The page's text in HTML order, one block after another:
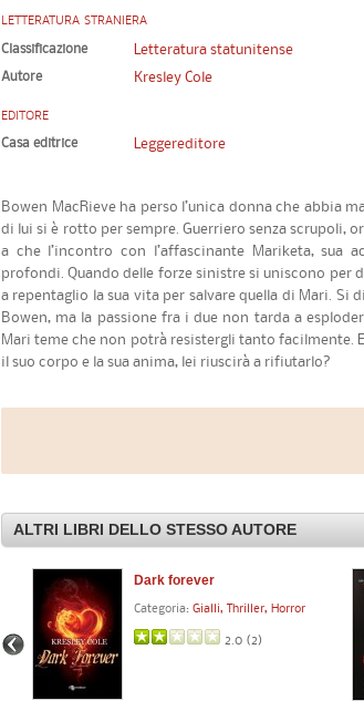
LETTERATURA STRANIERA
Classificazione Letteratura statunitense
Autore Kresley Cole
EDITORE
Casa editrice Leggereditore
Bowen MacRieve ha perso l’unica donna che abbia
di lui si è rotto per sempre. Guerriero senza scrupoli,
a che l’incontro con l’affascinante Mariketa, sua
profondi. Quando delle forze sinistre si uniscono per
a repentaglio la sua vita per salvare quella di Mari.
Bowen, ma la passione fra i due non tarda a
Mari teme che non potrà resistergli tanto facilmente.
il suo corpo e la sua anima, lei riuscirà a rifiutarlo?
ALTRI LIBRI DELLO STESSO AUTORE
Dark forever
Categoria: Gialli, Thriller, Horror
2.0 (2)